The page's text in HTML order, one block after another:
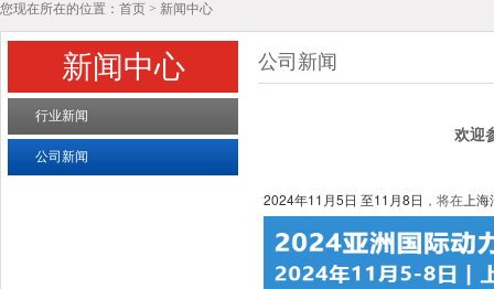
您现在所在的位置： 首页 > 新闻中心
新闻中心
行业新闻
公司新闻
公司新闻
欢迎
2024年11月5日 至11月8日 ，将在 上